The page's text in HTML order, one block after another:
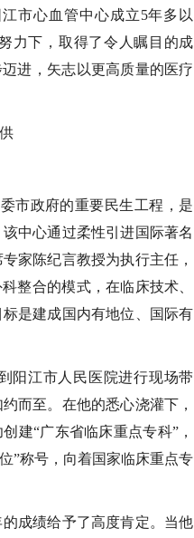
市心血管中心成立5年多以
力下，取得了令人瞩目的成
进，矢志以更高质量的医疗
市政府的重要民生工程，是
中心通过柔性引进国际著名
家陈纪言教授为执行主任，
整合的模式，在临床技术、
是建成国内有地位、国际有
阳江市人民医院进行现场带
而至。在他的悉心浇灌下，
建“广东省临床重点专科”，
”称号，向着国家临床重点专
成绩给予了高度肯定。当他